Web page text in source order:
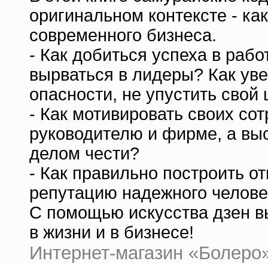
оригинальном контексте -
современного бизнеса.
- Как добиться успеха в
вырваться в лидеры? Как
опасности, не упустить
- Как мотивировать своих
руководителю и фирме, а
делом чести?
- Как правильно построить
репутацию надежного
С помощью искусства дзен
в жизни и в бизнесе!
Интернет-магазин